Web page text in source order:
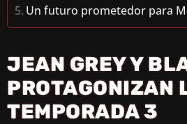
Un futuro prometedor para
JEAN GREY Y
PROTAGONIZAN
TEMPORADA 3